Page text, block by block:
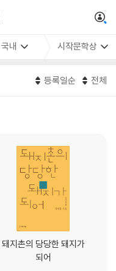
국내 시작문학상
등록일순 전체
돼지촌의 당당한 돼지가
되어